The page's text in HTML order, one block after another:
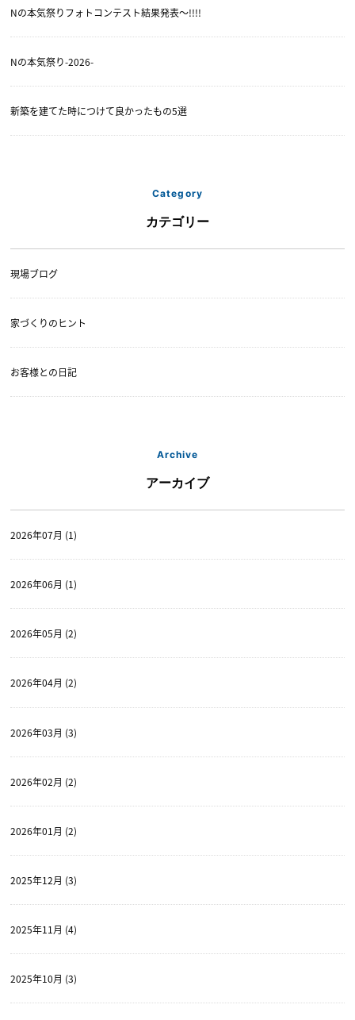
Nの本気祭りフォトコンテスト結果発表〜!!!!
Nの本気祭り-2026-
新築を建てた時につけて良かったもの5選
Category
カテゴリー
現場ブログ
家づくりのヒント
お客様との日記
Archive
アーカイブ
2026年07月 (1)
2026年06月 (1)
2026年05月 (2)
2026年04月 (2)
2026年03月 (3)
2026年02月 (2)
2026年01月 (2)
2025年12月 (3)
2025年11月 (4)
2025年10月 (3)